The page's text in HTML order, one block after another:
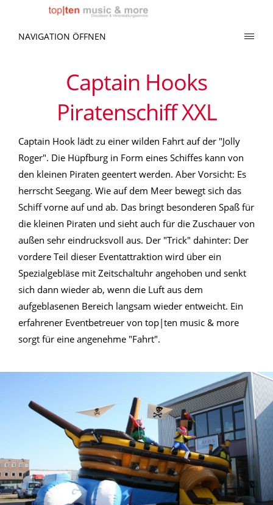
NAVIGATION ÖFFNEN
Captain Hooks
Piratenschiff XXL
Captain Hook lädt zu einer wilden Fahrt auf der "Jolly
Roger". Die Hüpfburg in Form eines Schiffes kann von
den kleinen Piraten geentert werden. Aber Vorsicht: Es
herrscht Seegang. Wie auf dem Meer bewegt sich das
Schiff vorne auf und ab. Das bringt besonderen Spaß für
die kleinen Piraten und sieht auch für die Zuschauer von
außen sehr eindrucksvoll aus. Der "Trick" dahinter: Der
vordere Teil dieser Eventattraktion wird über ein
Spezialgebläse mit Zeitschaltuhr angehoben und senkt
sich dann wieder ab, wenn die Luft aus dem
aufgeblasenen Bereich langsam wieder entweicht. Ein
erfahrener Eventbetreuer von top|ten music & more
sorgt für eine angenehme "Fahrt".